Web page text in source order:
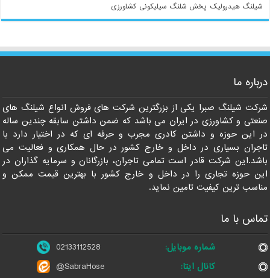
شیلنگ هیدرولیک پخش شلنگ سیلیکونی کشاورزی
درباره ما
شرکت شیلنگ صبرا یکی از بزرگترین شرکت های فروش انواع شیلنگ های
صنعتی و کشاورزی در ایران می باشد که ضمن داشتن سابقه چندین ساله
در این حوزه و داشتن کادری مجرب و حرفه ای که در اختیار دارد با
تاجران بسیاری در داخل و خارج کشور در حال همکاری و فعالیت می
باشد.این شرکت قادر است تمامی تاجران، بازرگانان و سرمایه گذاران در
این حوزه تجاری را در داخل و خارج کشور با بهترین قیمت ممکن و
مناسب ترین کیفیت تامین نماید.
تماس با ما
شماره موبایل:
02133112528
کانال ایتا:
@SabraHose